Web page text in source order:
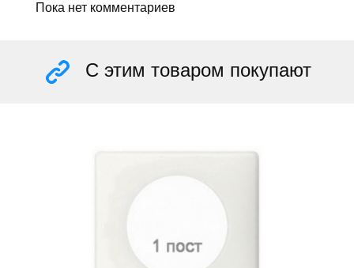
Пока нет комментариев
С этим товаром покупают